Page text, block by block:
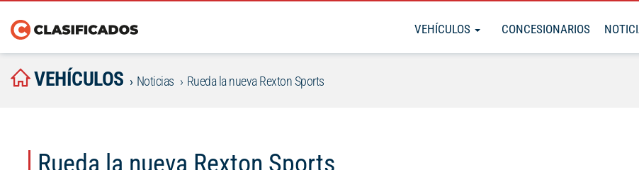
VEHÍCULOS CONCESIONARIOS
VEHÍCULOS Noticias Rueda la nueva Rexton Sports
Rueda la nueva Rexton Sports